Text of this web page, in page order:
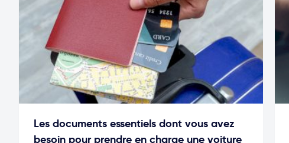
Les documents essentiels dont vous avez
besoin pour prendre en charge une voiture